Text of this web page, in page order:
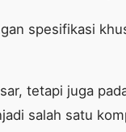
spesifikasi
tetapi juga
salah satu